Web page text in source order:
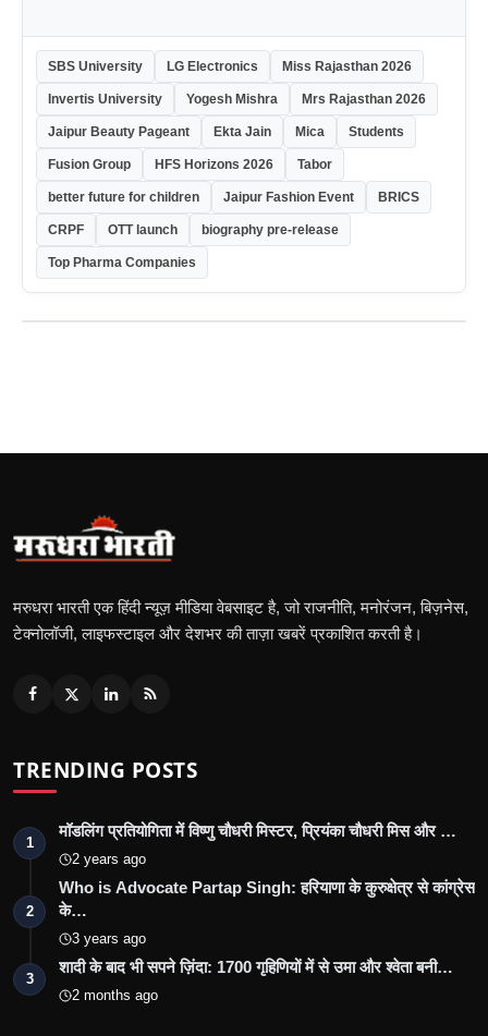
SBS University LG Electronics Miss Rajasthan 2026
Invertis University Yogesh Mishra Mrs Rajasthan 2026
Jaipur Beauty Pageant Ekta Jain Mica Students
Fusion Group HFS Horizons 2026 Tabor
better future for children Jaipur Fashion Event BRICS
CRPF OTT launch biography pre-release
Top Pharma Companies
मरुधरा भारती एक हिंदी न्यूज़ मीडिया वेबसाइट है, जो राजनीति, मनोरंजन, बिज़नेस,
टेक्नोलॉजी, लाइफस्टाइल और देशभर की ताज़ा खबरें प्रकाशित करती है।
TRENDING POSTS
1
मॉडलिंग प्रतियोगिता में विष्णु चौधरी मिस्टर, प्रियंका चौधरी मिस और …
2 years ago
2
Who is Advocate Partap Singh: हरियाणा के कुरुक्षेत्र से कांग्रेस
के…
3 years ago
3
शादी के बाद भी सपने ज़िंदा: 1700 गृहिणियों में से उमा और श्वेता बनी…
2 months ago